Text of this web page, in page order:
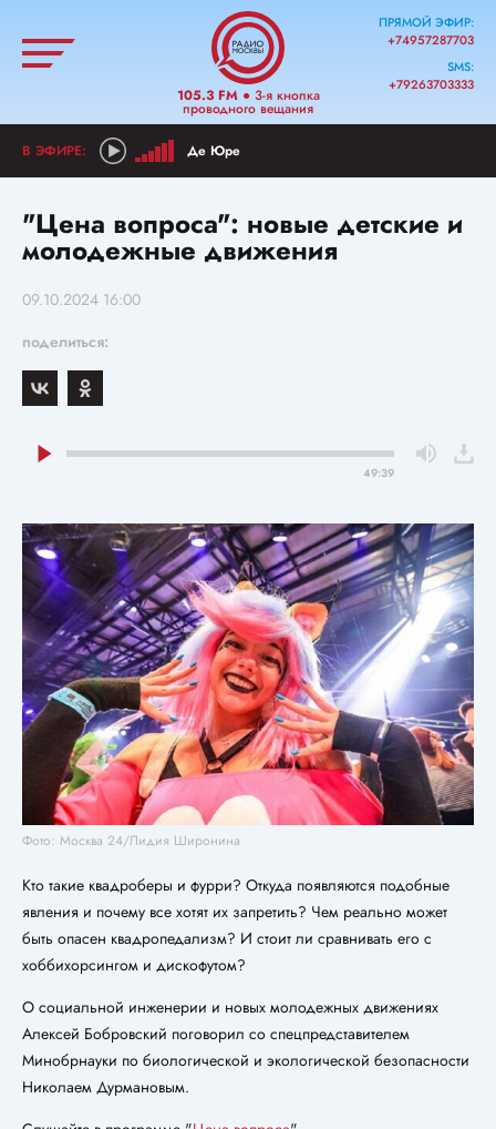
105.3 FM● 3-я кнопка
проводного вещания
ПРЯМОЙ ЭФИР:
+74957287703
SMS:
+79263703333
Де Юре
"Цена вопроса": новые детские и
молодежные движения
09.10.2024 16:00
поделиться:
49:39
Фото: Москва 24/Лидия Широнина
Кто такие квадроберы и фурри? Откуда появляются подобные
явления и почему все хотят их запретить? Чем реально может
быть опасен квадропедализм? И стоит ли сравнивать его с
хоббихорсингом и дискофутом?
О социальной инженерии и новых молодежных движениях
Алексей Бобровский поговорил со спецпредставителем
Минобрнауки по биологической и экологической безопасности
Николаем Дурмановым.